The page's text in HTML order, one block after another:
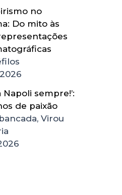
no
Do mito às
Napoli sempre!’:
de paixão
Virou